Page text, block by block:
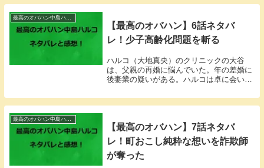
最高のオバハン中島ハルコ
【最高のオバハン】6話ネタバ
レ！少子高齢化問題を斬る
ハルコ（大地真央）のクリニックの大谷
は、父親の再婚に悩んでいた。年の差婚に
後妻業の疑いがある。ハルコは卓に会いに
最高のオバハン中島ハルコ
【最高のオバハン】7話ネタバ
レ！町おこし純粋な想いを詐欺師
が奪った